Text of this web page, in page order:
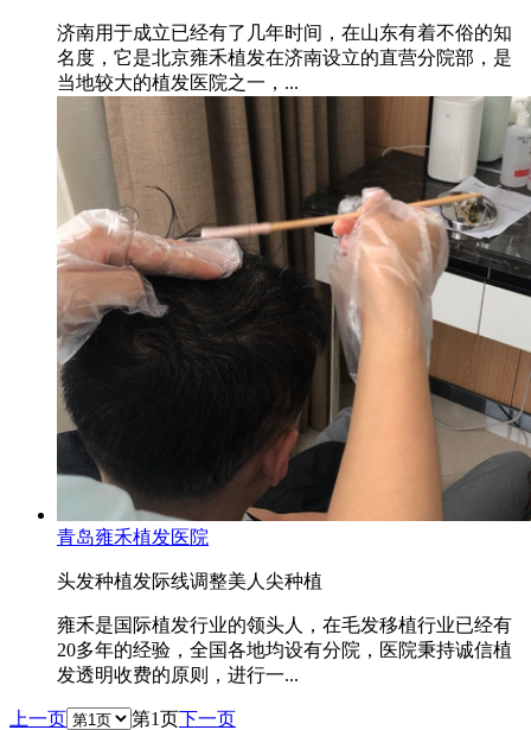
济南用于成立已经有了几年时间，在山东有着不俗的知
名度，它是北京雍禾植发在济南设立的直营分院部，是
当地较大的植发医院之一，...
青岛雍禾植发医院
头发种植发际线调整美人尖种植
雍禾是国际植发行业的领头人，在毛发移植行业已经有
20多年的经验，全国各地均设有分院，医院秉持诚信植
发透明收费的原则，进行一...
上一页 第1页下一页